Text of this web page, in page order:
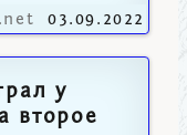
03.09.2022
у
второе